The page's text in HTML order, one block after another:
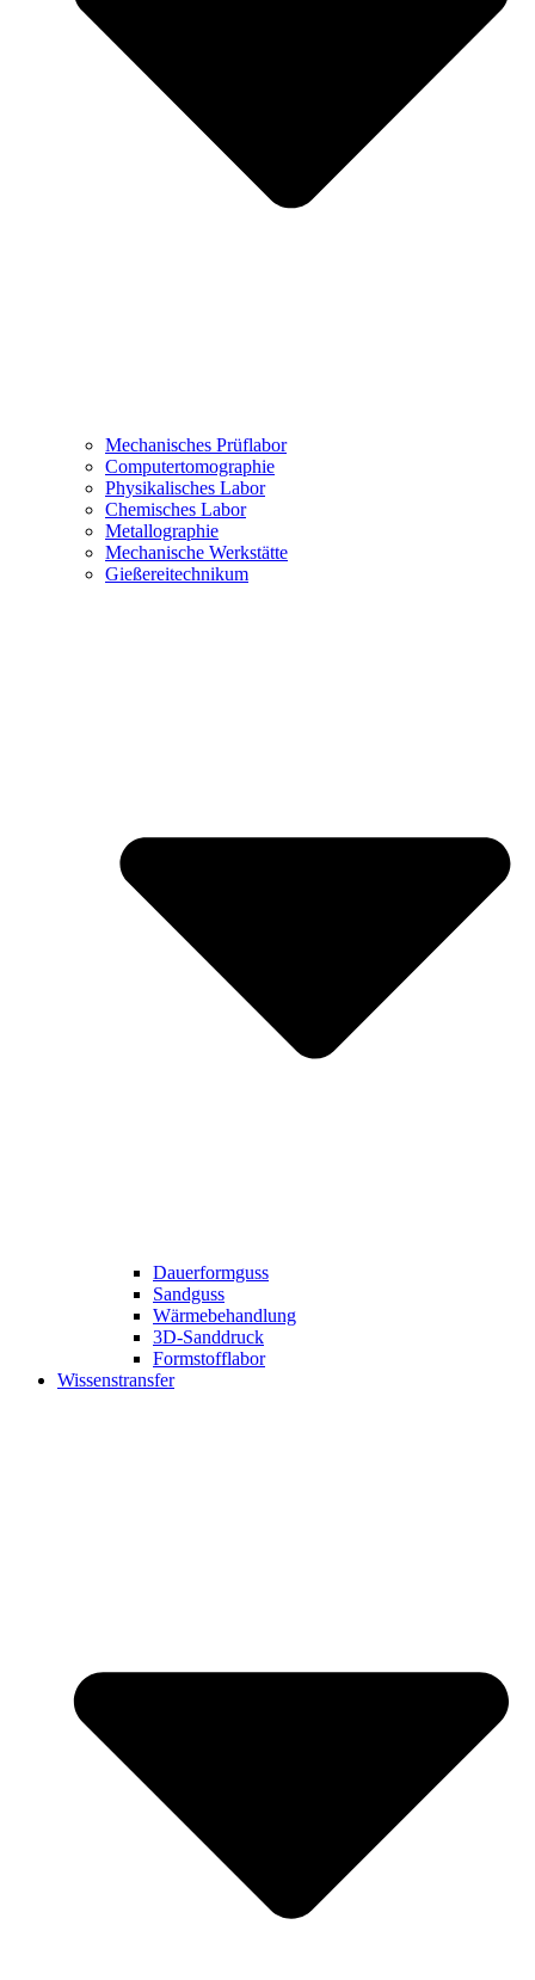
Mechanisches Prüflabor
Computertomographie
Physikalisches Labor
Chemisches Labor
Metallographie
Mechanische Werkstätte
Gießereitechnikum
Dauerformguss
Sandguss
Wärmebehandlung
3D-Sanddruck
Formstofflabor
Wissenstransfer